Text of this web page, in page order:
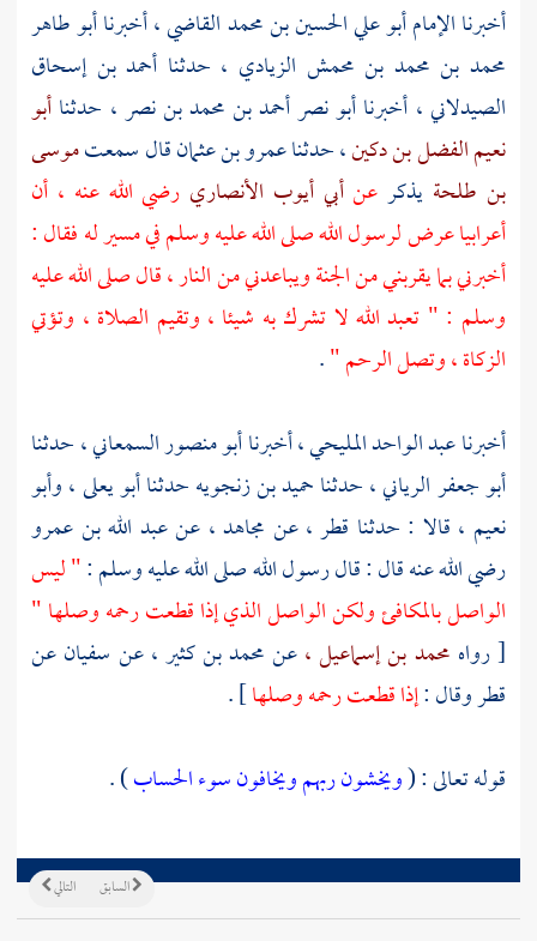
أخبرناالإمام أبو علي الحسين بن محمد القاضي، أخبرناأبو طاهر
محمد بن محمد بن محمش الزيادي ، حدثنا أحمد بن إسحاق
الصيدلاني، أخبرناأبو نصر أحمد بن محمد بن نصر، حدثناأبو
نعيم الفضل بن دكين، حدثناعمرو بن عثمانقال سمعتموسى
بن طلحة يذكر عنأبي أيوب الأنصاري رضي الله عنه ، أن
أعرابيا عرض لرسول الله صلى الله عليه وسلم في مسير له فقال :
أخبرني بما يقربني من الجنة ويباعدني من النار ، قال صلى الله عليه
وسلم : " تعبد الله لا تشرك به شيئا ، وتقيم الصلاة ، وتؤتي
الزكاة ، وتصل الرحم ".
أخبرناعبد الواحد المليحي، أخبرناأبو منصور السمعاني، حدثنا
أبو جعفر الرياني، حدثناحميد بن زنجويهحدثناأبو يعلى ،وأبو
نعيم ، قالا : حدثنا قطر، عن مجاهد، عنعبد الله بن عمرو
رضي الله عنه قال : قال رسول الله صلى الله عليه وسلم :" ليس
الواصل بالمكافئ ولكن الواصل الذي إذا قطعت رحمه وصلها "
[ رواه محمد بن إسماعيل ،عنمحمد بن كثير ،عن سفيانعن
قطروقال :إذا قطعت رحمه وصلها] .
قوله تعالى : (ويخشون ربهم ويخافون سوء الحساب) .
التالي السابق